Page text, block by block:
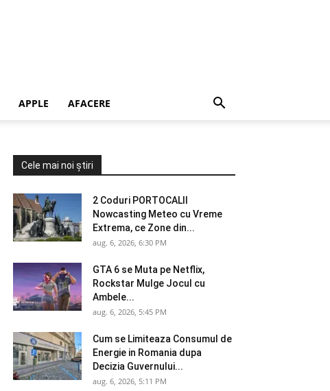
APPLE AFACERE
Cele mai noi știri
2 Coduri PORTOCALII
Nowcasting Meteo cu Vreme
Extrema, ce Zone din...
aug. 6, 2026, 6:30 PM
GTA 6 se Muta pe Netflix,
Rockstar Mulge Jocul cu
Ambele...
aug. 6, 2026, 5:45 PM
Cum se Limiteaza Consumul de
Energie in Romania dupa
Decizia Guvernului...
aug. 6, 2026, 5:11 PM